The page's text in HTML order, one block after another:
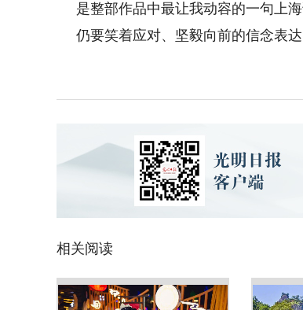
是整部作品中最让我动容的一句上
仍要笑着应对、坚毅向前的信念表
相关阅读